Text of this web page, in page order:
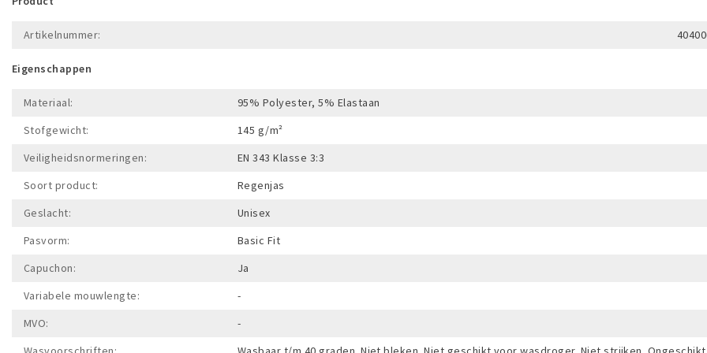
Artikelnummer:
Eigenschappen
Materiaal:
95% Polyester, 5% Elastaan
Stofgewicht:
145 g/m²
Veiligheidsnormeringen:
EN 343 Klasse 3:3
Soort product:
Regenjas
Geslacht:
Unisex
Pasvorm:
Basic Fit
Capuchon:
Ja
Variabele mouwlengte:
-
MVO:
-